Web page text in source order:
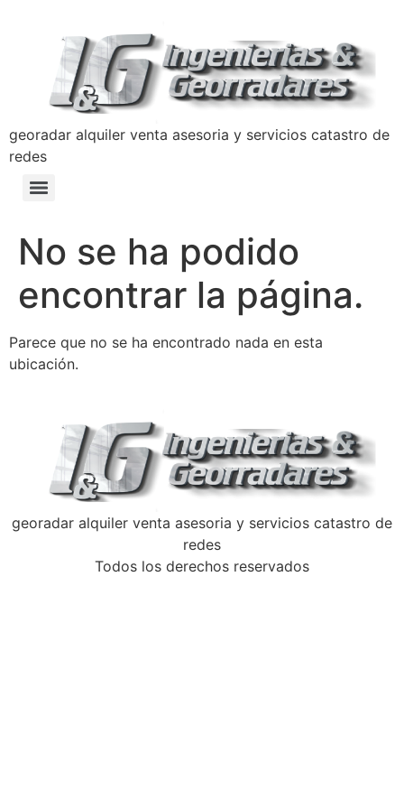
georadar alquiler venta asesoria y servicios catastro de
redes
No se ha podido
encontrar la página.
Parece que no se ha encontrado nada en esta
ubicación.
georadar alquiler venta asesoria y servicios catastro de
redes
Todos los derechos reservados